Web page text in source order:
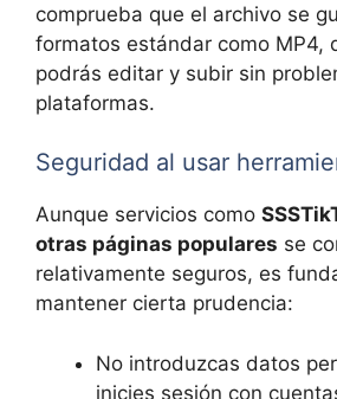
comprueba que el archivo se
formatos estándar como MP4,
podrás editar y subir sin
plataformas.
Seguridad al usar
Aunque servicios como
otras páginas populares se
relativamente seguros, es
mantener cierta prudencia:
No introduzcas datos
inicies sesión con